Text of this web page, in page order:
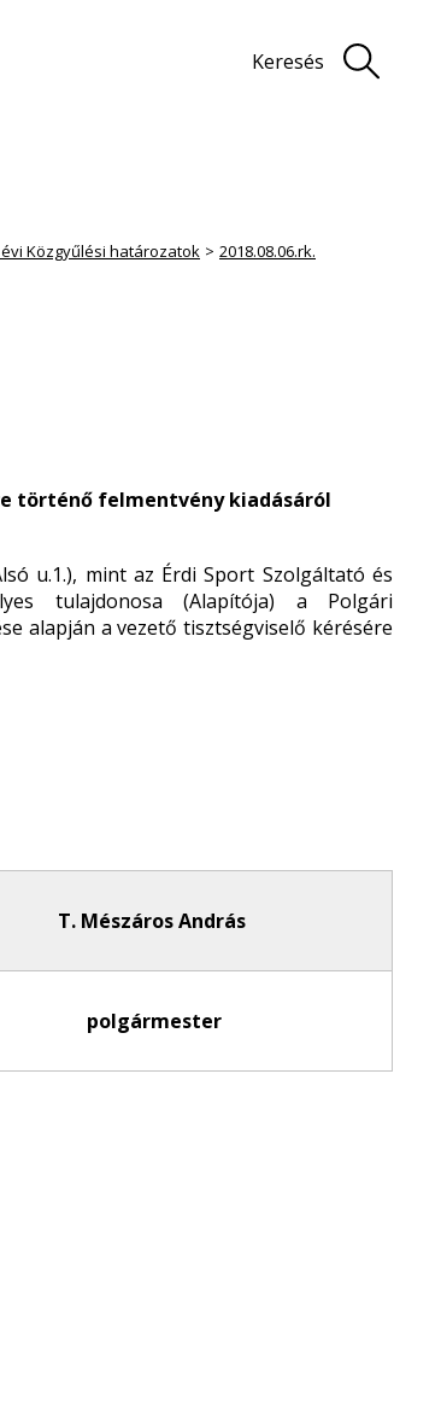
Keresés
évi Közgyűlési határozatok 2018.08.06.rk.
történő felmentvény kiadásáról
u.1.), mint az Érdi Sport Szolgáltató és
tulajdonosa (Alapítója) a Polgári
alapján a vezető tisztségviselő kérésére
T. Mészáros András
polgármester